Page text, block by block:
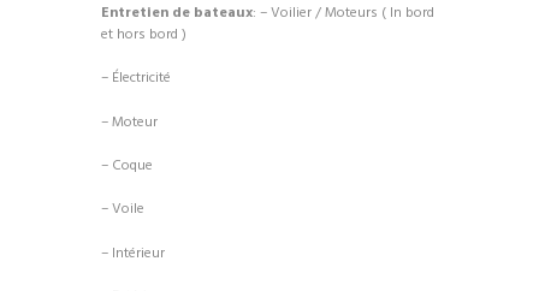
Entretien de bateaux: – Voilier / Moteurs ( In bord
et hors bord )
– Électricité
– Moteur
– Coque
– Voile
– Intérieur